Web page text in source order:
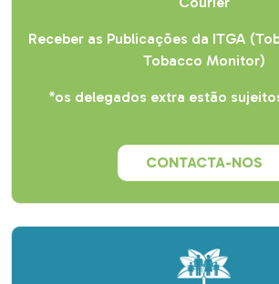
Receber as Publicações da ITGA
Tobacco Monitor)
*os delegados extra estão
CONTACTA-NOS